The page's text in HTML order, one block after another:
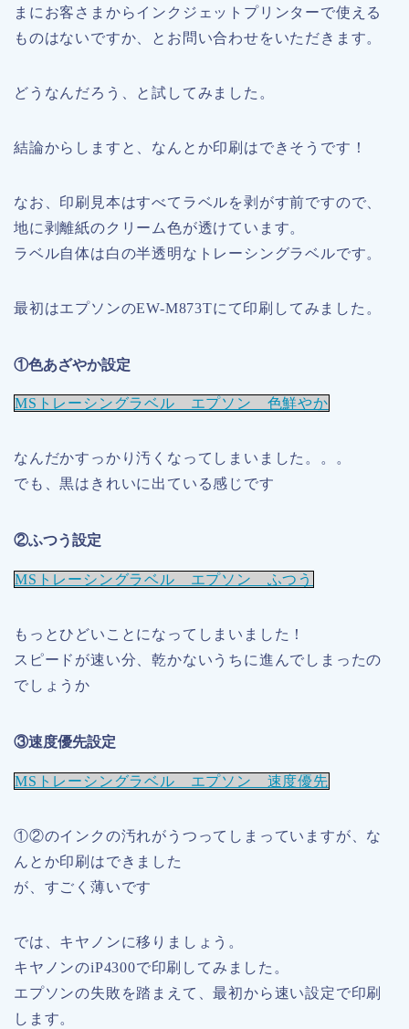
まにお客さまからインクジェットプリンターで使える
ものはないですか、とお問い合わせをいただきます。
どうなんだろう、と試してみました。
結論からしますと、なんとか印刷はできそうです！
なお、印刷見本はすべてラベルを剥がす前ですので、
地に剥離紙のクリーム色が透けています。
ラベル自体は白の半透明なトレーシングラベルです。
最初はエプソンのEW-M873Tにて印刷してみました。
①色あざやか設定
MSトレーシングラベル エプソン 色鮮やか
なんだかすっかり汚くなってしまいました。。。
でも、黒はきれいに出ている感じです
②ふつう設定
MSトレーシングラベル エプソン ふつう
もっとひどいことになってしまいました！
スピードが速い分、乾かないうちに進んでしまったの
でしょうか
③速度優先設定
MSトレーシングラベル エプソン 速度優先
①②のインクの汚れがうつってしまっていますが、な
んとか印刷はできました
が、すごく薄いです
では、キヤノンに移りましょう。
キヤノンのiP4300で印刷してみました。
エプソンの失敗を踏まえて、最初から速い設定で印刷
します。